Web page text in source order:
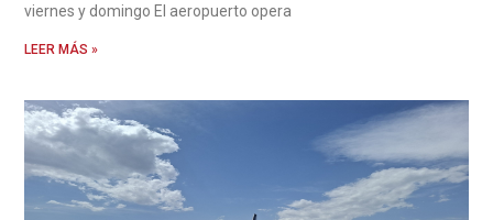
viernes y domingo El aeropuerto opera
LEER MÁS »